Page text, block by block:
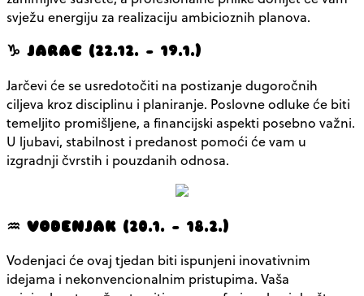
svježu energiju za realizaciju ambicioznih planova.
♑ JARAC (22.12. – 19.1.)
Jarčevi će se usredotočiti na postizanje dugoročnih
ciljeva kroz disciplinu i planiranje. Poslovne odluke će biti
temeljito promišljene, a financijski aspekti posebno važni.
U ljubavi, stabilnost i predanost pomoći će vam u
izgradnji čvrstih i pouzdanih odnosa.
♒ VODENJAK (20.1. – 18.2.)
Vodenjaci će ovaj tjedan biti ispunjeni inovativnim
idejama i nekonvencionalnim pristupima. Vaša